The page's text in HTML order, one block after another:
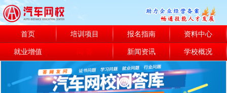
首页 培训项目 报名指南 资料中心
就业增值 问 答 新闻资讯 学校概况